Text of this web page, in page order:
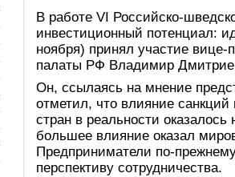
В работе VI Российско-
инвестиционный потенциал:
ноября) принял участие
палаты РФ Владимир
Он, ссылаясь на мнение
отметил, что влияние
стран в реальности
большее влияние оказал
Предприниматели по-
перспективу сотрудничества.